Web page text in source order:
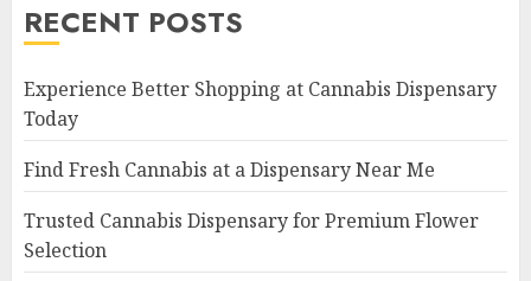
RECENT POSTS
Experience Better Shopping at Cannabis Dispensary
Today
Find Fresh Cannabis at a Dispensary Near Me
Trusted Cannabis Dispensary for Premium Flower
Selection